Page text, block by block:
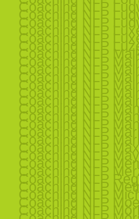
Coaching NLP
Coaching NLP
Coaching NLP
Coaching NLP
Coaching NLP
Coaching NLP
Coaching NLP
Coaching NLP
Coaching NLP
Coaching NLP
Coaching NLP
Coaching NLP
Coaching NLP
Coaching NLP
Coaching NLP
Coaching NLP
Coaching NLP
Coaching NLP
Coaching NLP
Coaching NLP
Coaching NLP
Coaching NLP
Coaching NLP
Coaching NLP
Coaching NLP
Coaching NLP
Coaching NLP